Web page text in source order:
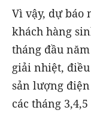
Vì vậy, dự báo
khách hàng
tháng đầu
giải nhiệt,
sản lượng
các tháng